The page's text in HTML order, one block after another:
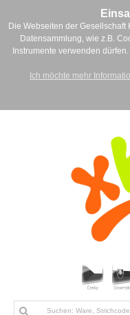
Die Webseiten der Gesellschaft
Datensammlung, wie z.B.
Instrumente verwenden
Ich möchte mehr